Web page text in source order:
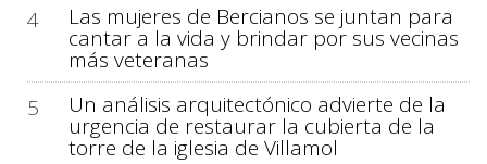
4
Las mujeres de Bercianos se juntan para
cantar a la vida y brindar por sus vecinas
más veteranas
5
Un análisis arquitectónico advierte de la
urgencia de restaurar la cubierta de la
torre de la iglesia de Villamol